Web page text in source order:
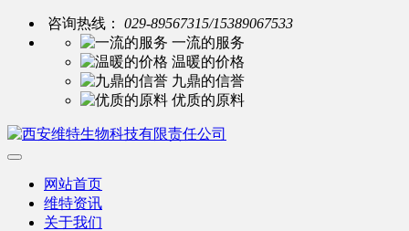
咨询热线：
029-89567315/15389067533
一流的服务
温暖的价格
九鼎的信誉
优质的原料
网站首页
维特资讯
关于我们